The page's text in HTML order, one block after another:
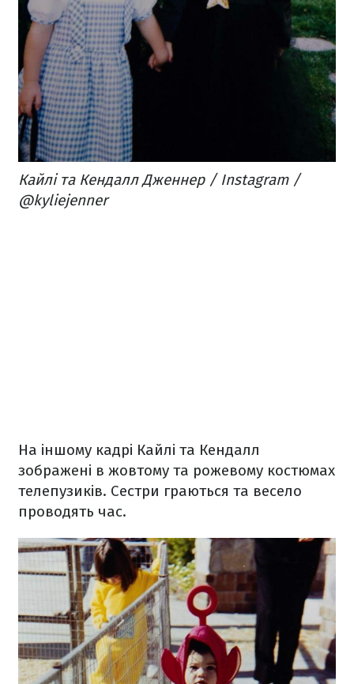
Кайлі та Кендалл Дженнер / Instagram /
@kyliejenner
На іншому кадрі Кайлі та Кендалл
зображені в жовтому та рожевому костюмах
телепузиків. Сестри граються та весело
проводять час.